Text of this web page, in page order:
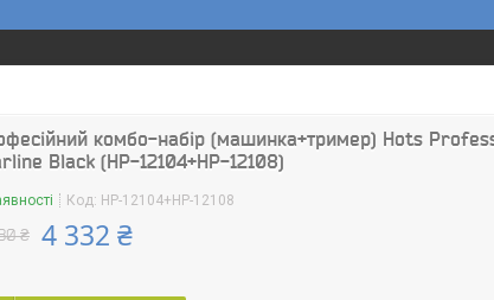
комбо-набір (машинка+тример) Hots
Black (HP-12104+HP-12108)
Код: HP-12104+HP-12108
₴ 4 332 ₴